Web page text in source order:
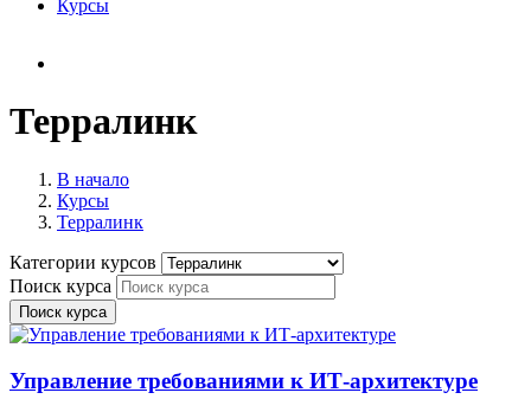
Курсы
Терралинк
В начало
Курсы
Терралинк
Категории курсов
Поиск курса
Поиск курса
Управление требованиями к ИТ-архитектуре